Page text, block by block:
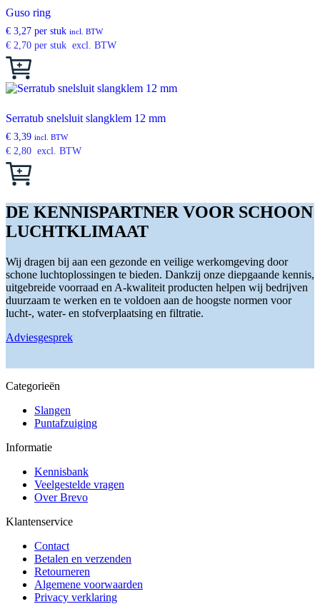
variaties.
Deze
optie
kan
gekozen
op
Guso ring
€ 3,27 per stuk incl. BTW
€ 2,70 per stuk excl. BTW
Dit
heeft
variaties.
Deze
optie
kan
gekozen
de
productpagina
Serratub snelsluit slangklem 12 mm
€ 3,39 incl. BTW
€ 2,80 excl. BTW
Dit
meerdere
variaties.
Deze
kan
gekozen
worden
op
de
productpagina
DE KENNISPARTNER VOOR SCHOON
LUCHTKLIMAAT
Wij dragen bij aan een gezonde en veilige werkomgeving door
schone luchtoplossingen te bieden. Dankzij onze diepgaande kennis,
uitgebreide voorraad en A-kwaliteit producten helpen wij bedrijven
duurzaam te werken en te voldoen aan de hoogste normen voor
lucht-, water- en stofverplaatsing en filtratie.
Adviesgesprek
Categorieën
Slangen
Puntafzuiging
Informatie
Kennisbank
Veelgestelde vragen
Over Brevo
Klantenservice
Contact
Betalen en verzenden
Retourneren
Algemene voorwaarden
Privacy verklaring